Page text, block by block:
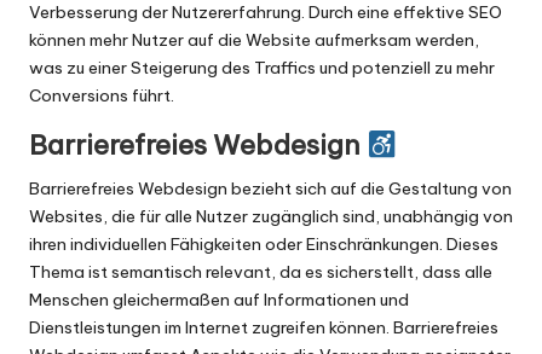
Verbesserung der Nutzererfahrung. Durch eine effektive SEO
können mehr Nutzer auf die Website aufmerksam werden,
was zu einer Steigerung des Traffics und potenziell zu mehr
Conversions führt.
Barrierefreies Webdesign
Barrierefreies Webdesign bezieht sich auf die Gestaltung von
Websites, die für alle Nutzer zugänglich sind, unabhängig von
ihren individuellen Fähigkeiten oder Einschränkungen. Dieses
Thema ist semantisch relevant, da es sicherstellt, dass alle
Menschen gleichermaßen auf Informationen und
Dienstleistungen im Internet zugreifen können. Barrierefreies